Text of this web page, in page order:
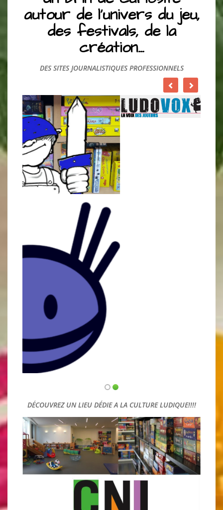
autour de l’univers du jeu,
des festivals, de la
création…
DES SITES JOURNALISTIQUES PROFESSIONNELS
DÉCOUVREZUN LIEU DÉDIE A LA CULTURE LUDIQUE!!!!
DES RÈGLES DE JEUX EXPLIQUÉES EN VIDÉO